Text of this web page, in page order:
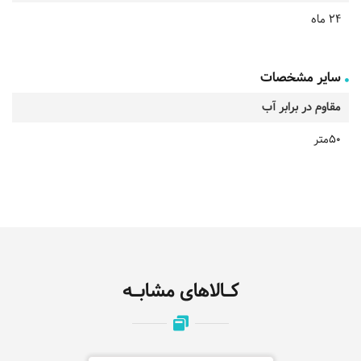
24 ماه
سایر مشخصات
مقاوم در برابر آب
50متر
کـالاهای مشابـه